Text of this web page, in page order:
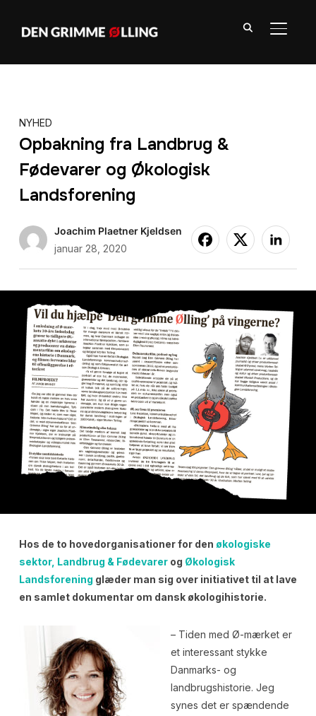
SLÅ
NYHED
Opbakning fra Landbrug &
Fødevarer og Økologisk
Landsforening
Joachim Plaetner Kjeldsen
januar 28, 2020
Hos de to hovedorganisationer for den økologiske
sektor, Landbrug & Fødevarerog Økologisk
Landsforening glæder man sig over initiativet til at lave
en samlet dokumentar om dansk økologihistorie.
– Tiden med Ø-mærket er
et interessant stykke
Danmarks- og
landbrugshistorie. Jeg
synes det er spændende